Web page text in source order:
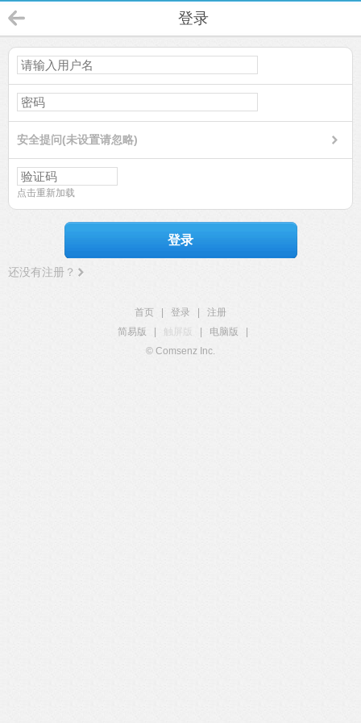
登录
安全提问(未设置请忽略)
点击重新加载
登录
还没有注册？
首页 登录
注册
简易版
触屏版 电脑版
© Comsenz Inc.